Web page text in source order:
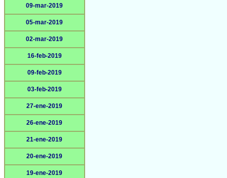
09-mar-2019
05-mar-2019
02-mar-2019
16-feb-2019
09-feb-2019
03-feb-2019
27-ene-2019
26-ene-2019
21-ene-2019
20-ene-2019
19-ene-2019